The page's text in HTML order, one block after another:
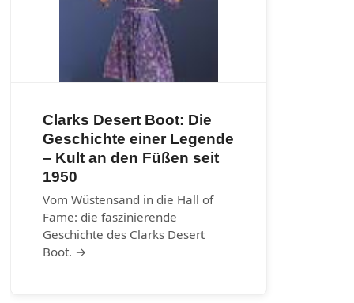
Clarks Desert Boot: Die
Geschichte einer Legende
– Kult an den Füßen seit
1950
Vom Wüstensand in die Hall of
Fame: die faszinierende
Geschichte des Clarks Desert
Boot. →